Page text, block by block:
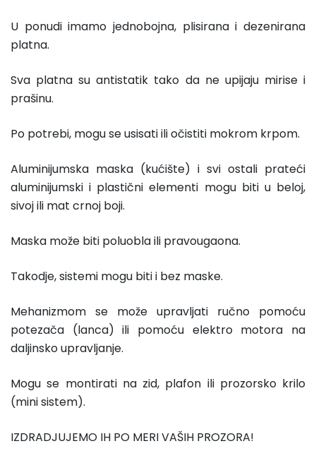
U ponudi imamo jednobojna, plisirana i dezenirana
platna.
Sva platna su antistatik tako da ne upijaju mirise i
prašinu.
Po potrebi, mogu se usisati ili očistiti mokrom krpom.
Aluminijumska maska (kućište) i svi ostali prateći
aluminijumski i plastični elementi mogu biti u beloj,
sivoj ili mat crnoj boji.
Maska može biti poluobla ili pravougaona.
Takodje, sistemi mogu biti i bez maske.
Mehanizmom se može upravljati ručno pomoću
potezača (lanca) ili pomoću elektro motora na
daljinsko upravljanje.
Mogu se montirati na zid, plafon ili prozorsko krilo
(mini sistem).
IZDRADJUJEMO IH PO MERI VAŠIH PROZORA!